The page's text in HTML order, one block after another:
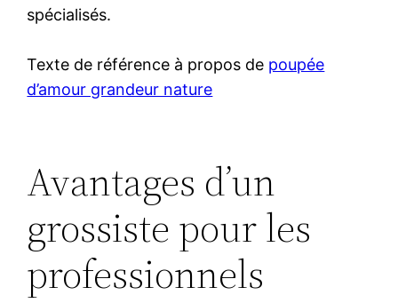
spécialisés.
Texte de référence à propos de poupée
d’amour grandeur nature
Avantages d’un
grossiste pour les
professionnels